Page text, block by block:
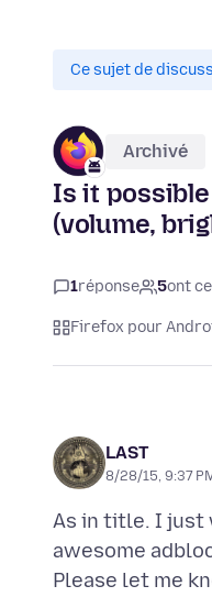
Ce sujet de
Archivé
Is it
(volume,
1réponse 5ont
Firefox pour
LAST
8/28/15, 9:37
As in title. I just
awesome